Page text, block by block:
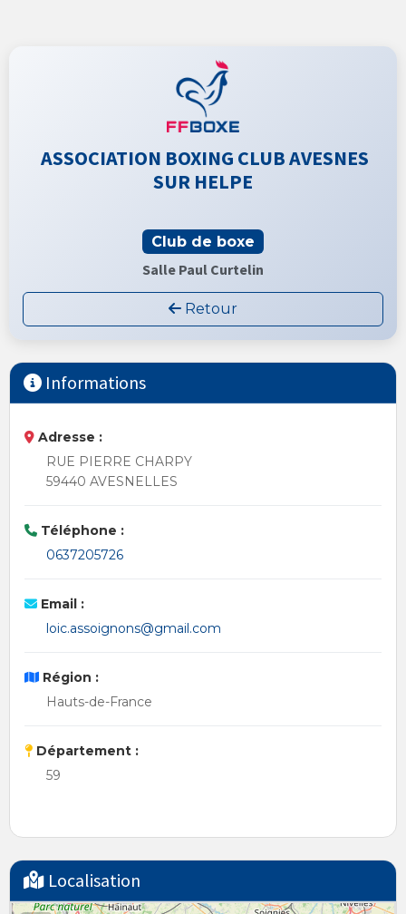
ASSOCIATION BOXING CLUB AVESNES
SUR HELPE
Club de boxe
Salle Paul Curtelin
Retour
Informations
Adresse :
RUE PIERRE CHARPY
59440 AVESNELLES
Téléphone :
0637205726
Email :
loic.assoignons@gmail.com
Région :
Hauts-de-France
Département :
59
Localisation